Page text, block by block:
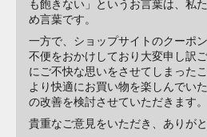
も飽きない」というお言葉は、私
め言葉です。
一方で、ショップサイトのクーポ
不便をおかけしており大変申し訳
にご不快な思いをさせてしまった
より快適にお買い物を楽しんでい
の改善を検討させていただきます。
貴重なご意見をいただき、ありが